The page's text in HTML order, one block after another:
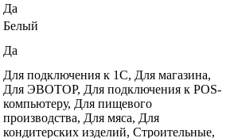
Да
Белый
Да
Для подключения к 1С, Для магазина,
Для ЭВОТОР, Для подключения к POS-
компьютеру, Для пищевого
производства, Для мяса, Для
кондитерских изделий, Строительные,